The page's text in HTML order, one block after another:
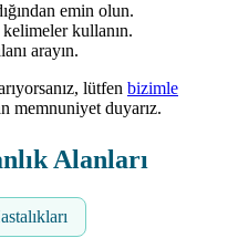
emin olun.
kullanın.
arayın.
lütfen bizimle
memnuniyet duyarız.
Alanları